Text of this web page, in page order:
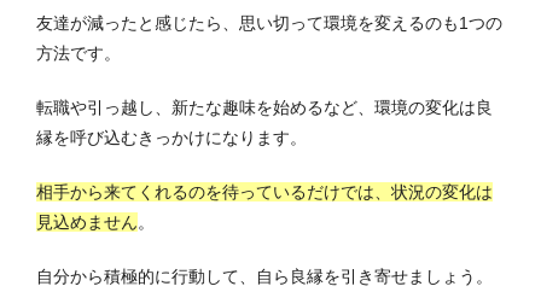
友達が減ったと感じたら、思い切って環境を変えるのも1つの
方法です。
転職や引っ越し、新たな趣味を始めるなど、環境の変化は良
縁を呼び込むきっかけになります。
相手から来てくれるのを待っているだけでは、状況の変化は
見込めません。
自分から積極的に行動して、自ら良縁を引き寄せましょう。